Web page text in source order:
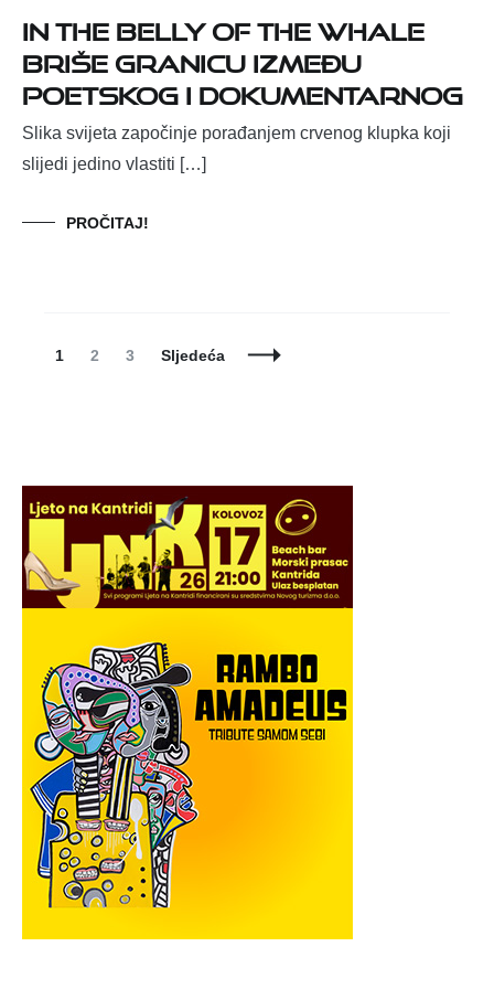
In the Belly of the Whale
briše granicu između
poetskog i dokumentarnog
Slika svijeta započinje porađanjem crvenog klupka koji
slijedi jedino vlastiti […]
PROČITAJ!
Posts
Page
1 Page
2 Page
3 Sljedeća